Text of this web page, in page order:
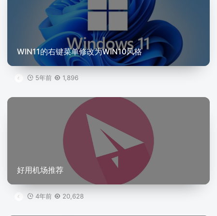
WIN11的右键菜单修改为WIN10风格
5年前 1,896
好用机场推荐
4年前 20,628